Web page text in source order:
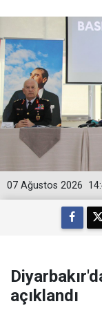
07 Ağustos 2026
açıklandı